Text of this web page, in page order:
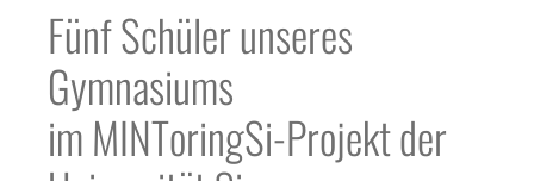
Fünf Schüler unseres
Gymnasiums
im MINToringSi-Projekt der